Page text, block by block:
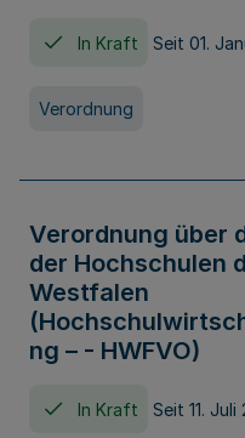
In Kraft Seit 01.
Verordnung
Verordnung über
der Hochschulen
Westfalen
ng – - HWFVO)
In Kraft Seit 11. Juli